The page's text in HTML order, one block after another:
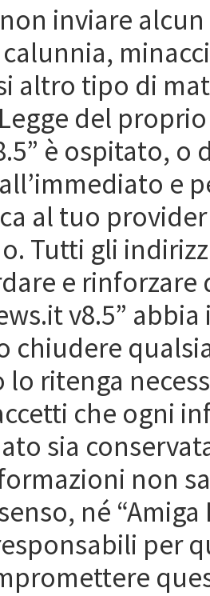
inviare
altro tipo di
del
è ospitato, o
e
al tuo
Tutti gli
e
v8.5”
chiudere
ritenga
che ogni
sia
non
né
per